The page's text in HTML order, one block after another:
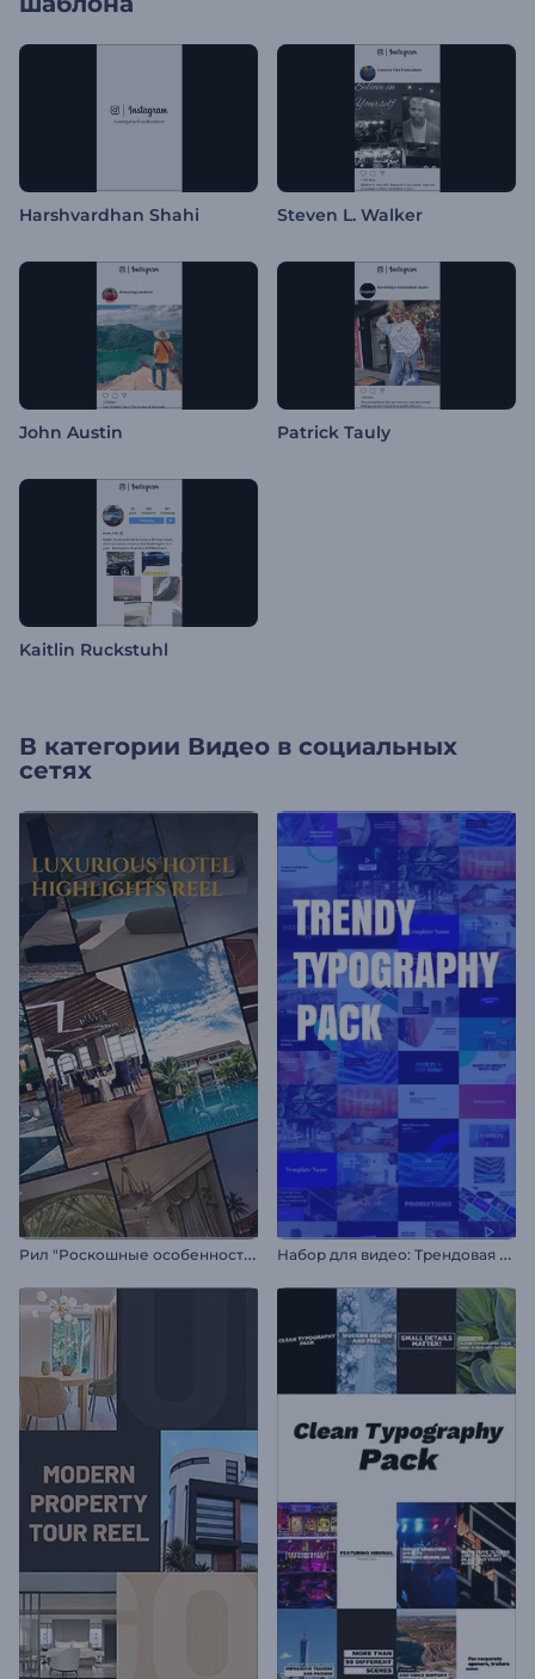
Harshvardhan Shahi Steven L. Walker
John Austin Patrick Tauly
Kaitlin Ruckstuhl
В категории Видео в социальных
сетях
Р
ил "Роскошные особенности отеля" Н
абор для видео: Трендовая типографика